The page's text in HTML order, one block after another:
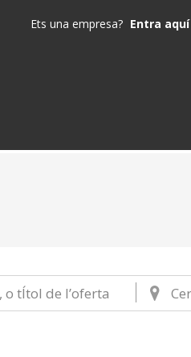
Ets una empresa? Entra aquí